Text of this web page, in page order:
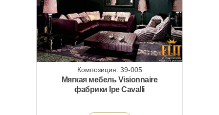
Композиция: 39-005
Мягкая мебель Visionnaire
фабрики Ipe Cavalli